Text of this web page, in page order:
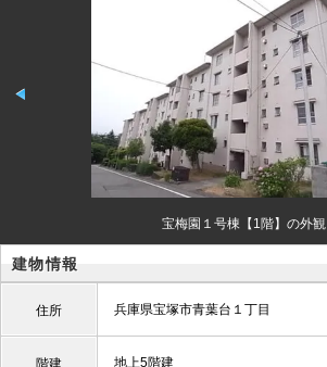
宝梅園１号棟【1階】の外観
建物情報
住所 兵庫県宝塚市青葉台１丁目
地上5階建